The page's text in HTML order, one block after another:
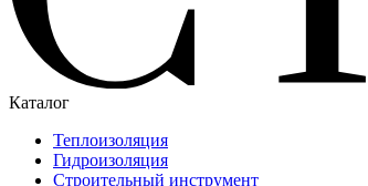
Каталог
Теплоизоляция
Гидроизоляция
Строительный инструмент